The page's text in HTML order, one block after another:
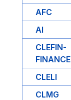
AFC
AI
CLEFIN-
FINANCE
CLELI
CLMG